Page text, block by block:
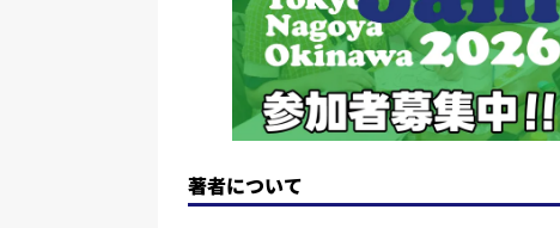
著者について